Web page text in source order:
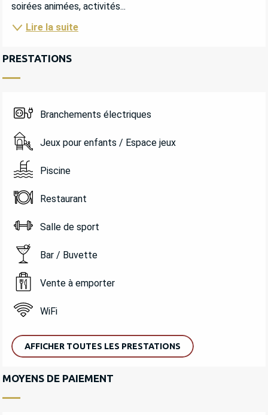
soirées animées, activités...
Lire la suite
PRESTATIONS
Branchements électriques
Jeux pour enfants / Espace jeux
Piscine
Restaurant
Salle de sport
Bar / Buvette
Vente à emporter
WiFi
AFFICHER TOUTES LES PRESTATIONS
MOYENS DE PAIEMENT